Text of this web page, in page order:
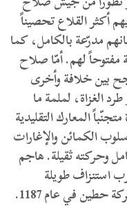
أكثر القلاع تحصيناً
مدرّعة بالكامل، كما
مفتوحاً لهم. أمّا صلاح
بين خلافة وأخرى
الغزاة، لملمة ما
المعارك التقليدية
الكمائن والإغارات
وحركته ثقيلة. هاجم
استنزاف طويلة
في عام 1187.